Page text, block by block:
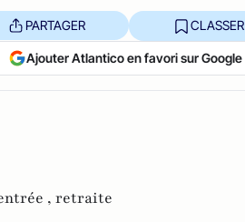
PARTAGER CLASSER
Ajouter Atlantico en favori sur Google
, retraite